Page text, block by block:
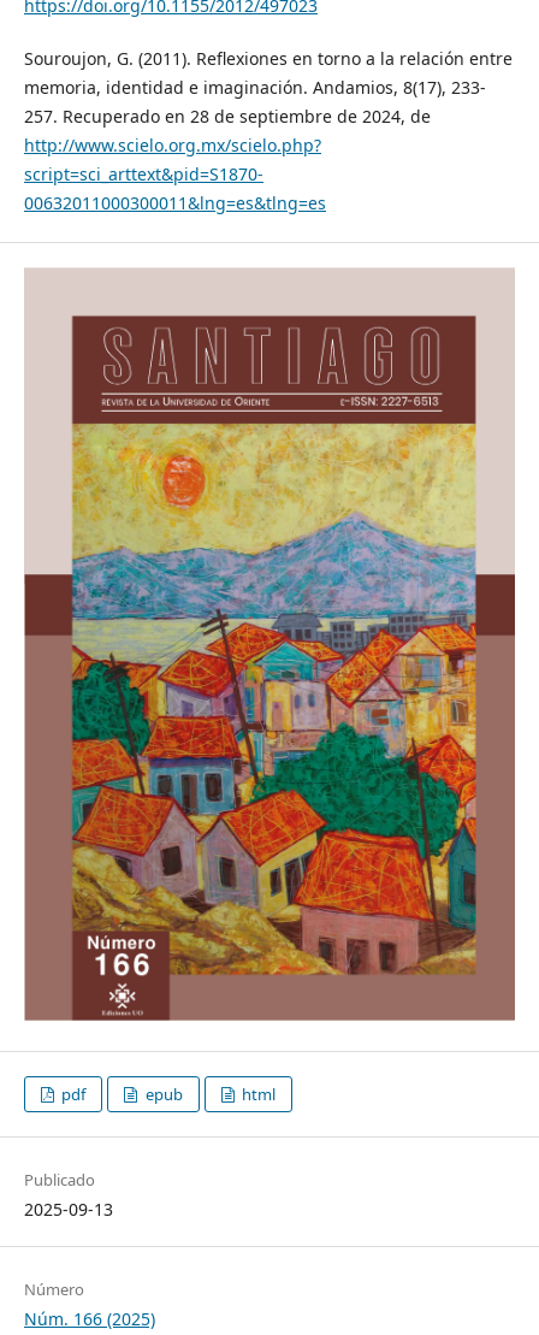
https://doi.org/10.1155/2012/497023
Souroujon, G. (2011). Reflexiones en torno a la relación entre
memoria, identidad e imaginación. Andamios, 8(17), 233-
257. Recuperado en 28 de septiembre de 2024, de
http://www.scielo.org.mx/scielo.php?
script=sci_arttext&pid=S1870-
00632011000300011&lng=es&tlng=es
pdf epub html
Publicado
2025-09-13
Número
Núm. 166 (2025)